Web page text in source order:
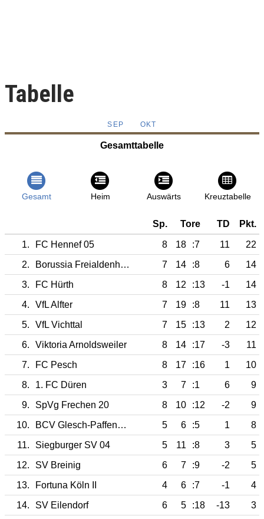
Tabelle
SEP OKT
Gesamttabelle
Gesamt Heim Auswärts Kreuztabelle
Sp. Tore TD Pkt.
1. FC Hennef 05 8 18 :7 11
22
2.
Borussia Freialdenhoven 7 14 :8 6
14
3.
FC Hürth 8 12 :13 -1
14
4.
VfL Alfter 7 19 :8 11
13
5.
VfL Vichttal 7 15 :13 2
12
6.
Viktoria Arnoldsweiler 8 14 :17 -3
11
7.
FC Pesch 8 17 :16 1
10
8.
1. FC Düren 3 7 :1 6
9
9.
SpVg Frechen 20 8 10 :12 -2
9
10.
BCV Glesch-Paffendorf 5 6 :5 1
8
11.
Siegburger SV 04 5 11 :8 3
5
12.
SV Breinig 6 7 :9 -2
5
13.
Fortuna Köln II 4 6 :7 -1
4
14.
SV Eilendorf 6 5 :18 -13
3